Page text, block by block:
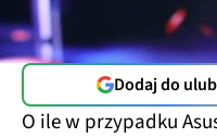
Dodaj do
O ile w przypadku